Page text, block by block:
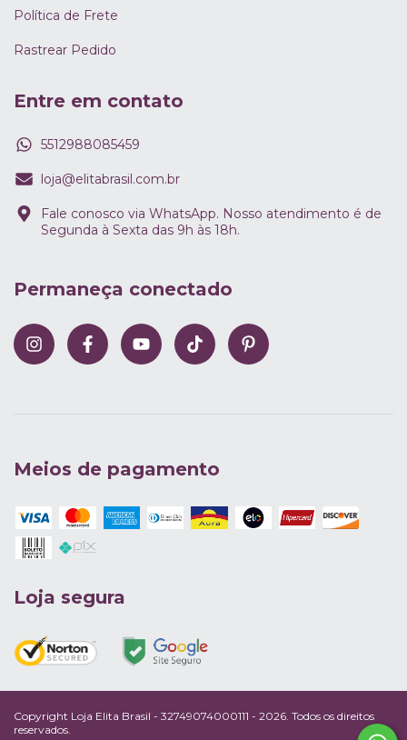
Política de Frete
Rastrear Pedido
Entre em contato
5512988085459
loja@elitabrasil.com.br
Fale conosco via WhatsApp. Nosso atendimento é de
Segunda à Sexta das 9h às 18h.
Permaneça conectado
Meios de pagamento
Loja segura
Copyright Loja Elita Brasil - 32749074000111 - 2026. Todos os direitos
reservados.